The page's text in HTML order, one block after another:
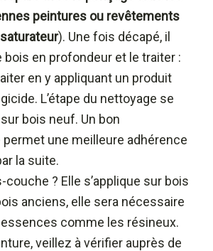
peintures ou revêtements
). Une fois décapé, il
en profondeur et le traiter :
en y appliquant un produit
L’étape du nettoyage se
bois neuf. Un bon
une meilleure adhérence
la suite.
couche ? Elle s’applique sur bois
anciens, elle sera nécessaire
comme les résineux.
veillez à vérifier auprès de